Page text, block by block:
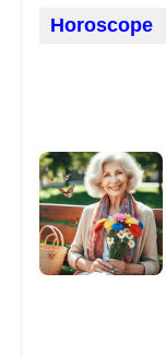
Horoscope